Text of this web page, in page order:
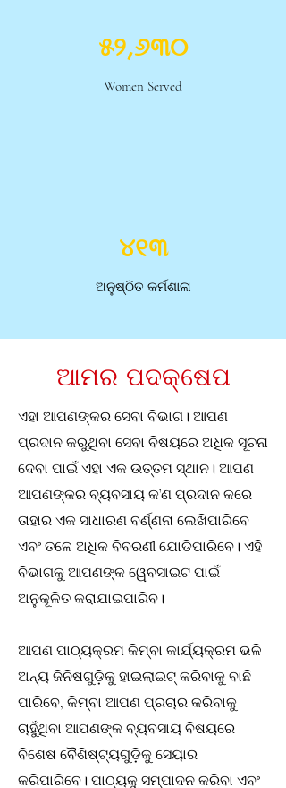
୫୨,୬୩୦
Women Served
୪୧୩
ଅନୁଷ୍ଠିତ କର୍ମଶାଳା
ଆମର ପଦକ୍ଷେପ
ଏହା ଆପଣଙ୍କର ସେବା ବିଭାଗ। ଆପଣ
ପ୍ରଦାନ କରୁଥିବା ସେବା ବିଷୟରେ ଅଧିକ ସୂଚନା
ଦେବା ପାଇଁ ଏହା ଏକ ଉତ୍ତମ ସ୍ଥାନ। ଆପଣ
ଆପଣଙ୍କର ବ୍ୟବସାୟ କ’ଣ ପ୍ରଦାନ କରେ
ତାହାର ଏକ ସାଧାରଣ ବର୍ଣ୍ଣନା ଲେଖିପାରିବେ
ଏବଂ ତଳେ ଅଧିକ ବିବରଣୀ ଯୋଡିପାରିବେ। ଏହି
ବିଭାଗକୁ ଆପଣଙ୍କ ୱେବସାଇଟ ପାଇଁ
ଅନୁକୂଳିତ କରାଯାଇପାରିବ।
ଆପଣ ପାଠ୍ୟକ୍ରମ କିମ୍ବା କାର୍ଯ୍ୟକ୍ରମ ଭଳି
ଅନ୍ୟ ଜିନିଷଗୁଡ଼ିକୁ ହାଇଲାଇଟ୍ କରିବାକୁ ବାଛି
ପାରିବେ, କିମ୍ବା ଆପଣ ପ୍ରଚାର କରିବାକୁ
ଚାହୁଁଥିବା ଆପଣଙ୍କ ବ୍ୟବସାୟ ବିଷୟରେ
ବିଶେଷ ବୈଶିଷ୍ଟ୍ୟଗୁଡ଼ିକୁ ସେୟାର
କରିପାରିବେ। ପାଠ୍ୟକୁ ସମ୍ପାଦନ କରିବା ଏବଂ